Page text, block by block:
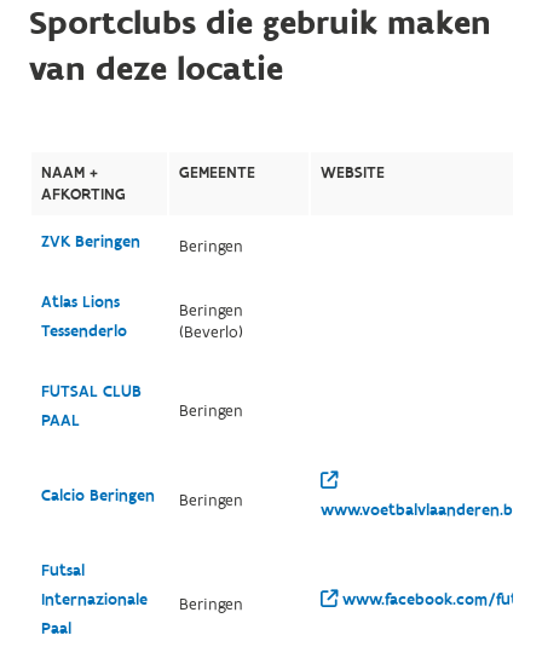
Sportclubs die gebruik maken
van deze locatie
NAAM +
AFKORTING
GEMEENTE WEBSITE
ZVK Beringen Beringen
Atlas Lions
Tessenderlo
Beringen
(Beverlo)
FUTSAL CLUB
PAAL
Beringen
Calcio Beringen Beringen www.voetbalvlaanderen.be/
Futsal
Internazionale
Paal
Beringen www.facebook.com/